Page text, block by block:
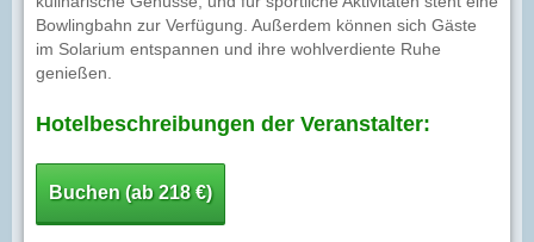
Bowlingbahn zur Verfügung. Außerdem können sich Gäste
im Solarium entspannen und ihre wohlverdiente Ruhe
genießen.
Hotelbeschreibungen der Veranstalter:
Buchen (ab 218 €)